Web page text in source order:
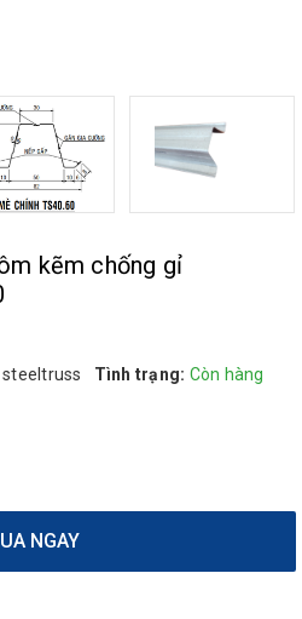
kẽm chống gỉ
steeltruss Tình trạng: Còn hàng
NGAY